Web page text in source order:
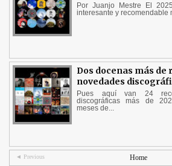
Por Juanjo Mestre El
interesante y recomendable
Dos docenas más de
novedades
Pues aquí van 24
discográficas más de
meses de...
◄ Previous Home